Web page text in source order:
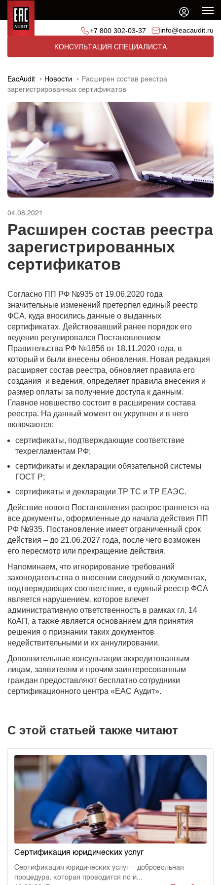
+7 800 302-03-37 info@eacaudit.ru
КОНСУЛЬТАЦИЯ СПЕЦИАЛИСТА
EacAudit Новости
Расширен состав реестра
зарегистрированных сертификатов
04.08.2021
Расширен состав реестра
зарегистрированных
сертификатов
Согласно ПП РФ №935 от 19.06.2020 года
значительные изменений претерпел единый реестр
ФСА, куда вносились данные о выданных
сертификатах. Действовавший ранее порядок его
ведения регулировался Постановлением
Правительства РФ №1856 от 18.11.2020 года, в
который и были внесены обновления. Новая редакция
расширяет состав реестра, обновляет правила его
создания и ведения, определяет правила внесения и
размер оплаты за получение доступа к данным.
Главное новшество состоит в расширении состава
реестра. На данный момент он укрупнен и в него
включаются:
сертификаты, подтверждающие соответствие
техрегламентам РФ;
сертификаты и декларации обязательной системы
ГОСТ Р;
сертификаты и декларации ТР ТС и ТР ЕАЭС.
Действие нового Постановления распространяется на
все документы, оформленные до начала действия ПП
РФ №935. Постановление имеет ограниченный срок
действия – до 21.06.2027 года, после чего возможен
его пересмотр или прекращение действия.
Напоминаем, что игнорирование требований
законодательства о внесении сведений о документах,
подтверждающих соответствие, в единый реестр ФСА
является нарушением, которое влечет
административную ответственность в рамках гл. 14
КоАП, а также является основанием для принятия
решения о признании таких документов
недействительными и их аннулировании.
Дополнительные консультации аккредитованным
лицам, заявителям и прочим заинтересованным
граждан предоставляют бесплатно сотрудники
сертификационного центра «ЕАС Аудит».
С этой статьей также читают
Сертификация юридических услуг
Сертификация юридических услуг – добровольная
процедура, которая проводится по и...